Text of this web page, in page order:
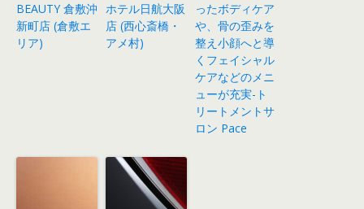
BEAUTY 倉敷沖
新町店 (倉敷エ
リア)
ホテル日航大阪
店 (西心斎橋・
アメ村)
ったボディケア
や、骨の歪みを
整え小顔へと導
くフェイシャル
ケアなどのメニ
ューが充実-ト
リートメントサ
ロン Pace